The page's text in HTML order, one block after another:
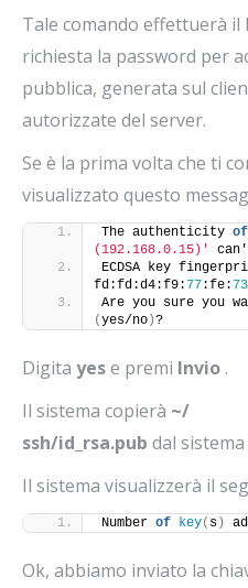
Tale comando effettuerà
richiesta la password per
pubblica, generata sul
autorizzate del server.
Se è la prima volta che ti
visualizzato questo
The authenticity of
(192.168.0.15)'
ECDSA key
fd:fd:d4:f9: 77:fe: 73
Are you sure you
(yes/no )?
Digita yese premi Invio .
Il sistema copierà ~/
ssh/id_rsa.pub dal sistema
Il sistema visualizzerà il
Number of key( s )
Ok, abbiamo inviato la